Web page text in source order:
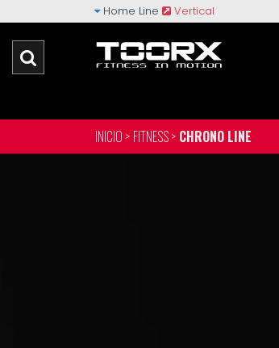
Home Line Vertical
INICIO > FITNESS > CHRONO LINE